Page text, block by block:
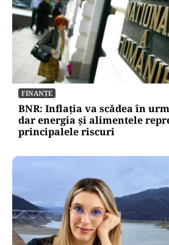
FINANȚE
BNR: Inflația va scădea în
dar energia și alimentele
principalele riscuri